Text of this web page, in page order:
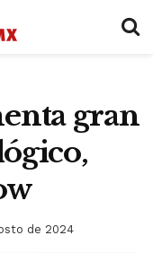
gran
de 2024